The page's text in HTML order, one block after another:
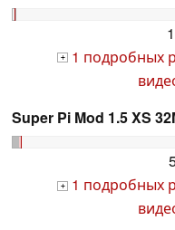
+ 1 подробных
Super Pi Mod 1.5 XS
+ 1 подробных